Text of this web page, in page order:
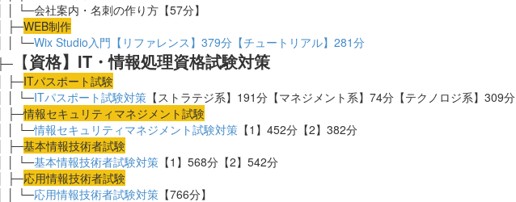
│ │ └─会社案内・名刺の作り方【57分】
│ ├─WEB制作
│ │ └─Wix Studio入門【リファレンス】379分【チュートリアル】281分
├─ 【資格】IT・情報処理資格試験対策
│ ├─ITパスポート試験
│ │ └─ITパスポート試験対策 【ストラテジ系】191分【マネジメント系】74分【テクノロジ系】309分
│ ├─情報セキュリティマネジメント試験
│ │ └─情報セキュリティマネジメント試験対策 【1】452分【2】382分
│ ├─基本情報技術者試験
│ │ └─基本情報技術者試験対策 【1】568分【2】542分
│ ├─応用情報技術者試験
│ │ └─応用情報技術者試験対策 【766分】